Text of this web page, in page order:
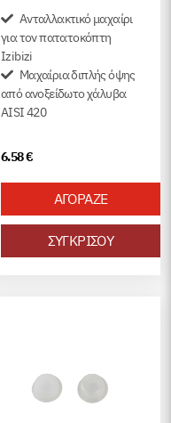
Ανταλλακτικό μαχαίρι
για τον πατατοκόπτη
Izibizi
Μαχαίρια διπλής όψης
από ανοξείδωτο χάλυβα
AISI 420
6.58€
ΑΓΟΡΑΖΕ
ΣΥΓΚΡΙΣΟΥ